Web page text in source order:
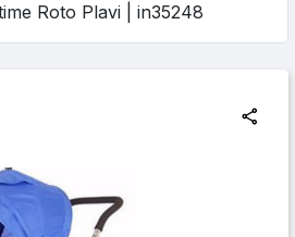
Roto Plavi | in35248